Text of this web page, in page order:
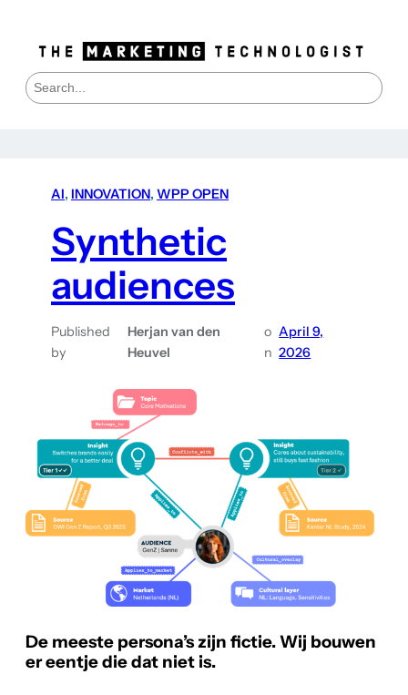
S
e
AI, INNOVATION, WPP OPEN
Synthetic
audiences
Published
by
Herjan van den
Heuvel
o
n
April 9,
2026
De meeste persona’s zijn fictie. Wij bouwen
er eentje die dat niet is.